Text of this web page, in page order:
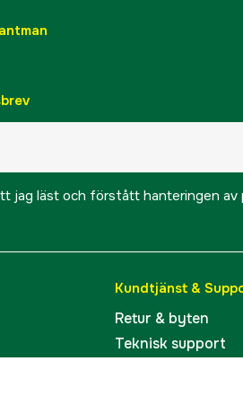
jag läst och förstått hanteringen av
Kundtjänst &
Retur & byten
Teknisk support